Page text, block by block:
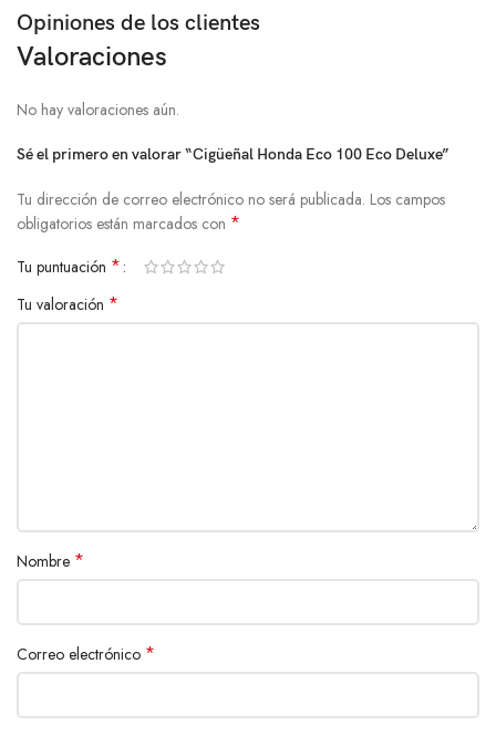
Opiniones de los clientes
Valoraciones
No hay valoraciones aún.
Sé el primero en valorar “Cigüeñal Honda Eco 100 Eco Deluxe”
Tu dirección de correo electrónico no será publicada. Los campos
obligatorios están marcados con *
Tu puntuación *
Tu valoración *
Nombre *
Correo electrónico *